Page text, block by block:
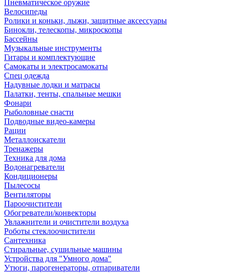
Пневматическое оружие
Велосипеды
Ролики и коньки, лыжи, защитные аксессуары
Бинокли, телескопы, микроскопы
Бассейны
Музыкальные инструменты
Гитары и комплектующие
Самокаты и электросамокаты
Спец одежда
Надувные лодки и матрасы
Палатки, тенты, спальные мешки
Фонари
Рыболовные снасти
Подводные видео-камеры
Рации
Металлоискатели
Тренажеры
Техника для дома
Водонагреватели
Кондиционеры
Пылесосы
Вентиляторы
Пароочистители
Обогреватели/конвекторы
Увлажнители и очистители воздуха
Роботы стеклоочистители
Сантехника
Стиральные, сушильные машины
Устройства для "Умного дома"
Утюги, парогенераторы, отпариватели